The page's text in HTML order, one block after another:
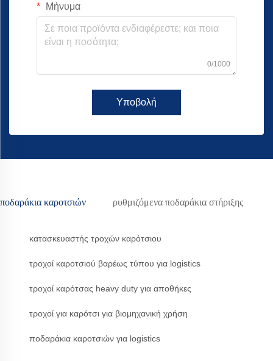
Μήνυμα
0/1000
Υποβολή
ποδαράκια καροτσιών ρυθμιζόμενα ποδαράκια στήριξης
κατασκευαστής τροχών καρότσιου
τροχοί καροτσιού βαρέως τύπου για logistics
τροχοί καρότσας heavy duty για αποθήκες
τροχοί για καρότσι για βιομηχανική χρήση
ποδαράκια καροτσιών για logistics